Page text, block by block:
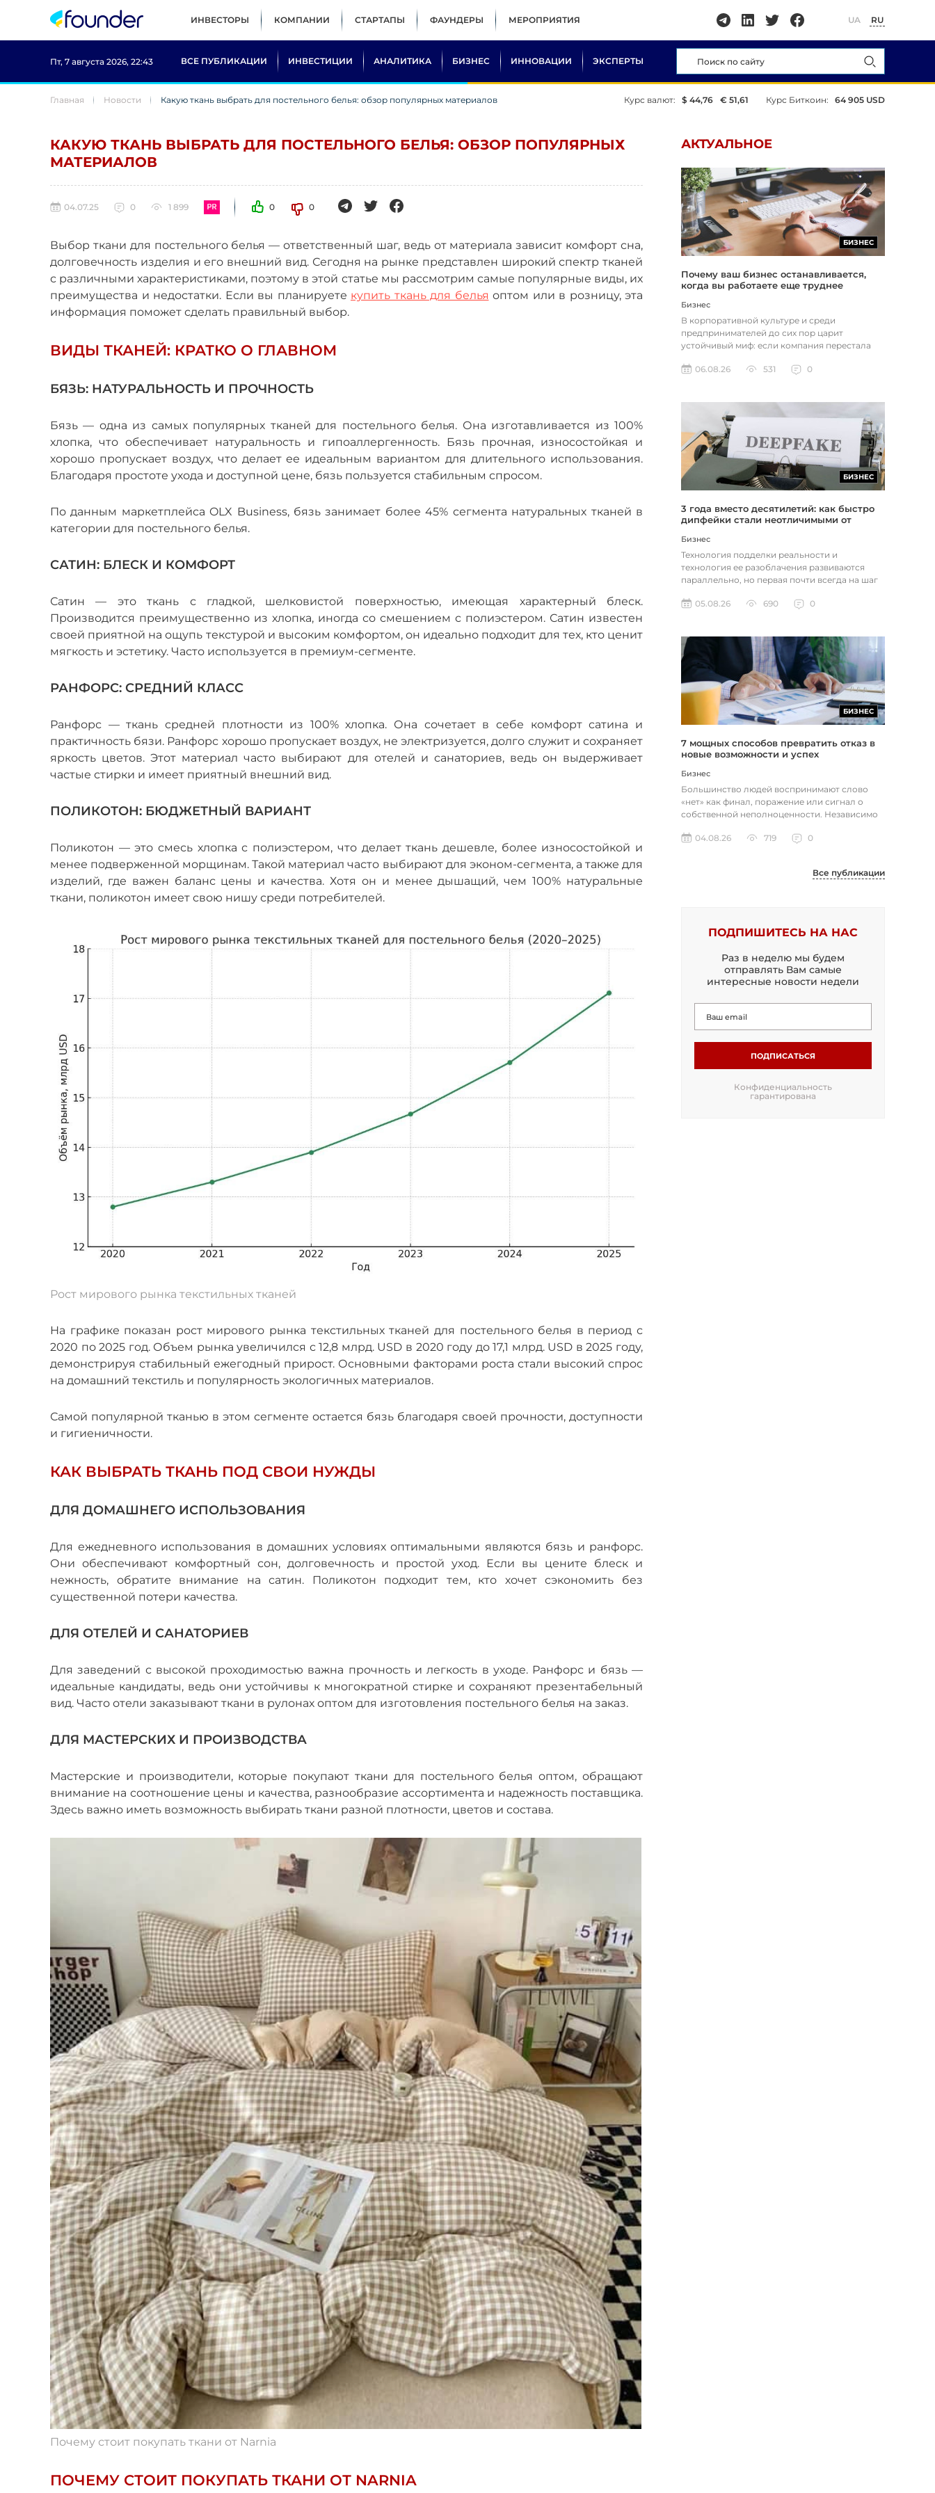
ИНВЕСТОРЫ КОМПАНИИ СТАРТАПЫ ФАУНДЕРЫ МЕРОПРИЯТИЯ UA RU
Пт, 7 августа 2026, 22:43 ВСЕ ПУБЛИКАЦИИ ИНВЕСТИЦИИ АНАЛИТИКА БИЗНЕС ИННОВАЦИИ ЭКСПЕРТЫ
Главная Новости Какую ткань выбрать для постельного белья: обзор популярных материалов Курс валют: $ 44,76 € 51,61 Курс Биткоин: 64 905 USD
КАКУЮ ТКАНЬ ВЫБРАТЬ ДЛЯ ПОСТЕЛЬНОГО БЕЛЬЯ: ОБЗОР ПОПУЛЯРНЫХ
МАТЕРИАЛОВ
04.07.25 0 1 899 0 0
Выбор ткани для постельного белья — ответственный шаг, ведь от материала зависит комфорт сна,
долговечность изделия и его внешний вид. Сегодня на рынке представлен широкий спектр тканей
с различными характеристиками, поэтому в этой статье мы рассмотрим самые популярные виды, их
преимущества и недостатки. Если вы планируете купить ткань для белья оптом или в розницу, эта
информация поможет сделать правильный выбор.
ВИДЫ ТКАНЕЙ: КРАТКО О ГЛАВНОМ
БЯЗЬ: НАТУРАЛЬНОСТЬ И ПРОЧНОСТЬ
Бязь — одна из самых популярных тканей для постельного белья. Она изготавливается из 100%
хлопка, что обеспечивает натуральность и гипоаллергенность. Бязь прочная, износостойкая и
хорошо пропускает воздух, что делает ее идеальным вариантом для длительного использования.
Благодаря простоте ухода и доступной цене, бязь пользуется стабильным спросом.
По данным маркетплейса OLX Business, бязь занимает более 45% сегмента натуральных тканей в
категории для постельного белья.
САТИН: БЛЕСК И КОМФОРТ
Сатин — это ткань с гладкой, шелковистой поверхностью, имеющая характерный блеск.
Производится преимущественно из хлопка, иногда со смешением с полиэстером. Сатин известен
своей приятной на ощупь текстурой и высоким комфортом, он идеально подходит для тех, кто ценит
мягкость и эстетику. Часто используется в премиум-сегменте.
РАНФОРС: СРЕДНИЙ КЛАСС
Ранфорс — ткань средней плотности из 100% хлопка. Она сочетает в себе комфорт сатина и
практичность бязи. Ранфорс хорошо пропускает воздух, не электризуется, долго служит и сохраняет
яркость цветов. Этот материал часто выбирают для отелей и санаториев, ведь он выдерживает
частые стирки и имеет приятный внешний вид.
ПОЛИКОТОН: БЮДЖЕТНЫЙ ВАРИАНТ
Поликотон — это смесь хлопка с полиэстером, что делает ткань дешевле, более износостойкой и
менее подверженной морщинам. Такой материал часто выбирают для эконом-сегмента, а также для
изделий, где важен баланс цены и качества. Хотя он и менее дышащий, чем 100% натуральные
ткани, поликотон имеет свою нишу среди потребителей.
Рост мирового рынка текстильных тканей
На графике показан рост мирового рынка текстильных тканей для постельного белья в период с
2020 по 2025 год. Объем рынка увеличился с 12,8 млрд. USD в 2020 году до 17,1 млрд. USD в 2025 году,
демонстрируя стабильный ежегодный прирост. Основными факторами роста стали высокий спрос
на домашний текстиль и популярность экологичных материалов.
Самой популярной тканью в этом сегменте остается бязь благодаря своей прочности, доступности
и гигиеничности.
КАК ВЫБРАТЬ ТКАНЬ ПОД СВОИ НУЖДЫ
ДЛЯ ДОМАШНЕГО ИСПОЛЬЗОВАНИЯ
Для ежедневного использования в домашних условиях оптимальными являются бязь и ранфорс.
Они обеспечивают комфортный сон, долговечность и простой уход. Если вы цените блеск и
нежность, обратите внимание на сатин. Поликотон подходит тем, кто хочет сэкономить без
существенной потери качества.
ДЛЯ ОТЕЛЕЙ И САНАТОРИЕВ
Для заведений с высокой проходимостью важна прочность и легкость в уходе. Ранфорс и бязь —
идеальные кандидаты, ведь они устойчивы к многократной стирке и сохраняют презентабельный
вид. Часто отели заказывают ткани в рулонах оптом для изготовления постельного белья на заказ.
ДЛЯ МАСТЕРСКИХ И ПРОИЗВОДСТВА
Мастерские и производители, которые покупают ткани для постельного белья оптом, обращают
внимание на соотношение цены и качества, разнообразие ассортимента и надежность поставщика.
Здесь важно иметь возможность выбирать ткани разной плотности, цветов и состава.
Почему стоит покупать ткани от Narnia
ПОЧЕМУ СТОИТ ПОКУПАТЬ ТКАНИ ОТ NARNIA
АКТУАЛЬНОЕ
БИЗНЕС
Почему ваш бизнес останавливается,
когда вы работаете еще труднее
Бизнес
В корпоративной культуре и среди
предпринимателей до сих пор царит
устойчивый миф: если компания перестала
пр...06.08.26 531 0
БИЗНЕС
3 года вместо десятилетий: как быстро
дипфейки стали неотличимыми от
Бизнес
Технология подделки реальности и
технология ее разоблачения развиваются
параллельно, но первая почти всегда на шаг
05.08.26
690 0
БИЗНЕС
7 мощных способов превратить отказ в
новые возможности и успех
Бизнес
Большинство людей воспринимают слово
«нет» как финал, поражение или сигнал о
собственной неполноценности. Независимо
04.08.26
719 0
Все публикации
ПОДПИШИТЕСЬ НА НАС
Раз в неделю мы будем
отправлять Вам самые
интересные новости недели
ПОДПИСАТЬСЯ
Конфиденциальность
гарантирована